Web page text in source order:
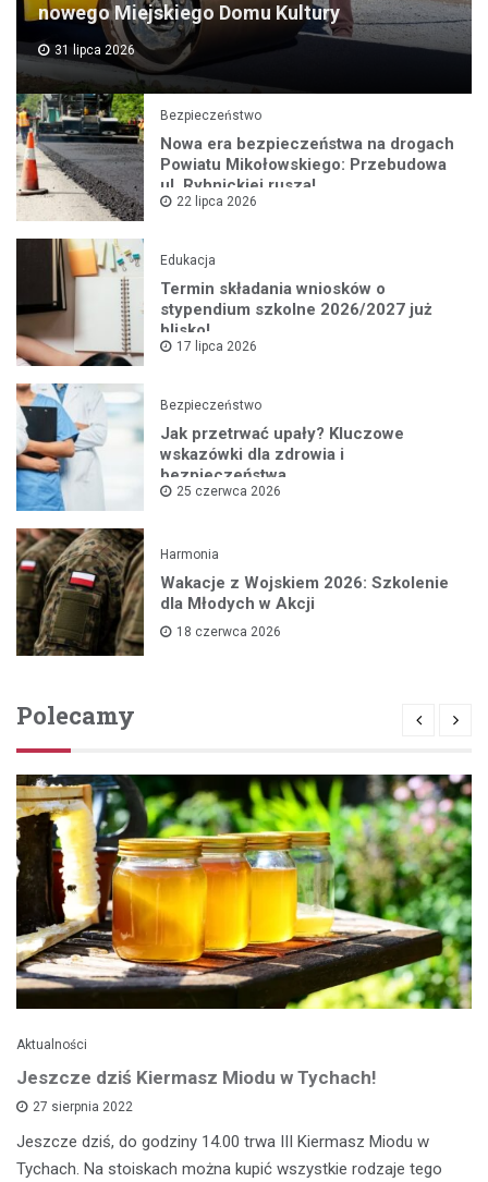
nowego Miejskiego Domu Kultury
31 lipca 2026
Bezpieczeństwo
Nowa era bezpieczeństwa na drogach
Powiatu Mikołowskiego: Przebudowa
ul. Rybnickiej rusza!
22 lipca 2026
Edukacja
Termin składania wniosków o
stypendium szkolne 2026/2027 już
blisko!
17 lipca 2026
Bezpieczeństwo
Jak przetrwać upały? Kluczowe
wskazówki dla zdrowia i
bezpieczeństwa
25 czerwca 2026
Harmonia
Wakacje z Wojskiem 2026: Szkolenie
dla Młodych w Akcji
18 czerwca 2026
Polecamy
Aktualności
Jeszcze dziś Kiermasz Miodu w Tychach!
27 sierpnia 2022
Jeszcze dziś, do godziny 14.00 trwa III Kiermasz Miodu w
Tychach. Na stoiskach można kupić wszystkie rodzaje tego